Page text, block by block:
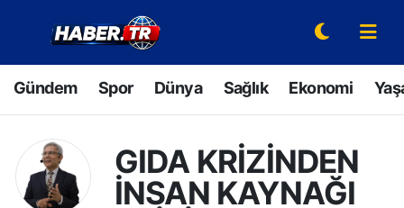
Gündem Spor Dünya Sağlık Ekonomi
GIDA KRİZİNDEN
İNSAN KAYNAĞI
Gündem
Spor
Dünya
Hava Durumu
Trafik Durumu
Süper Lig Puan Durumu ve Fikstür